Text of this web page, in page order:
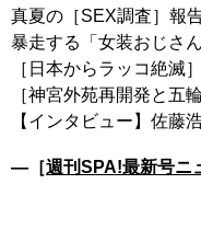
真夏の［SEX調査］報
暴走する「女装おじさ
［日本からラッコ絶滅
［神宮外苑再開発と五
―［週刊SPA!最新号ニ